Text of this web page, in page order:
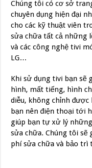
Chúng tôi có cơ sở
chuyên dụng hiện đại
cho các kỹ thuật viên
sửa chữa tất cả những
và các công nghệ tivi
LG…
Khi sử dụng tivi bạn sẽ
hình, mất tiếng, hình
diễu, không chỉnh
bạn nên điện thoại tới
giúp bạn tự xử lý
sửa chữa. Chúng tôi
phí sửa chữa và bảo trì